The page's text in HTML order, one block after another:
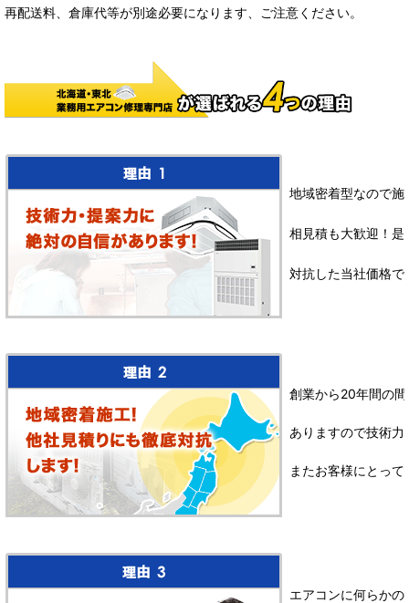
再配送料、倉庫代等が別途必要になります、ご注意ください。
地域密着型なので
相見積も大歓迎！
対抗した当社価格
創業から20年間の
ありますので技術
またお客様にとっ
エアコンに何らか